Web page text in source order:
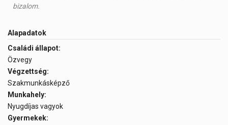
bizalom.
Alapadatok
Családi állapot:
Özvegy
Végzettség:
Szakmunkásképző
Munkahely:
Nyugdíjas vagyok
Gyermekek: